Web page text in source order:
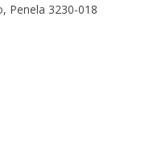
Penela 3230-018